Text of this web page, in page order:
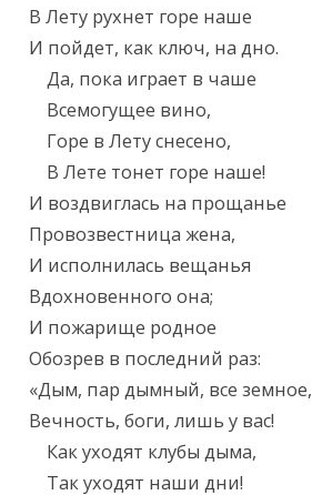
В Лету рухнет горе наше
И пойдет, как ключ, на дно.
    Да, пока играет в чаше
И воздвиглась на прощанье
Провозвестница жена,
И исполнилась вещанья
Вдохновенного она;
И пожарище родное
Обозрев в последний раз:
«Дым, пар дымный, все земное,
Вечность, боги, лишь у вас!